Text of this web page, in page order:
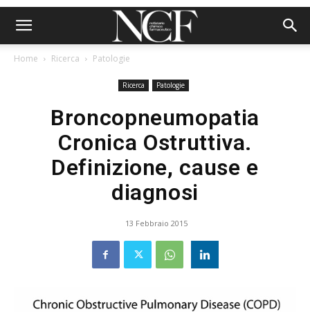
Home Ricerca Patologie
Ricerca Patologie
Broncopneumopatia
Cronica Ostruttiva.
Definizione, cause e
diagnosi
13 Febbraio 2015